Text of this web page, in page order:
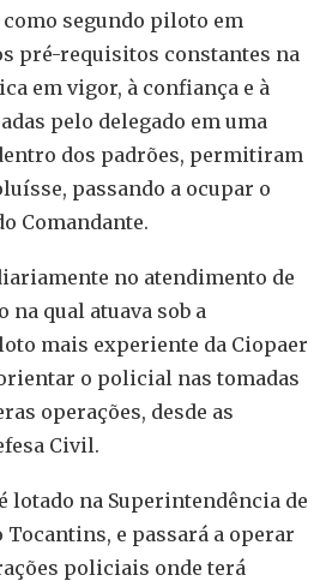
segundo piloto em
pré-requisitos constantes na
em vigor, à confiança e à
pelo delegado em uma
dos padrões, permitiram
passando a ocupar o
Comandante.
no atendimento de
na qual atuava sob a
mais experiente da Ciopaer
o policial nas tomadas
operações, desde as
Civil.
lotado na Superintendência de
Tocantins, e passará a operar
policiais onde terá